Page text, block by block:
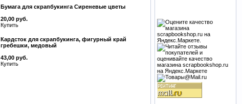
Бумага для скрапбукинга Сиреневые цветы
20,00 руб.
Купить
Кардсток для скрапбукинга, фигурный край
гребешки, медовый
43,00 руб.
Купить